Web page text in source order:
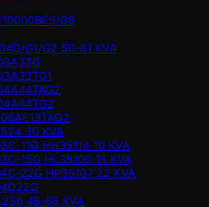
GS
G1/G2 50-81 KVA
30 KVA
11G HH35114 10 KVA
15G HL35100 15 KVA
22G HP35107 22 KVA
46-66 KVA